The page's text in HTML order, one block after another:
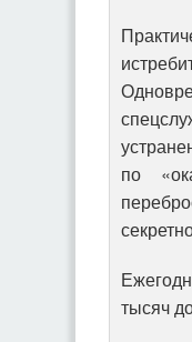
по
тысяч